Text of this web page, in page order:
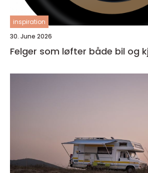
inspiration
30. June 2026
Felger som løfter både bil og